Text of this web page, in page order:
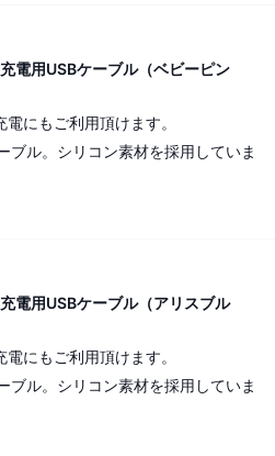
電用USBケーブル（ベビーピン
にもご利用頂けます。
ル。シリコン素材を採用していま
電用USBケーブル（アリスブル
にもご利用頂けます。
ル。シリコン素材を採用していま